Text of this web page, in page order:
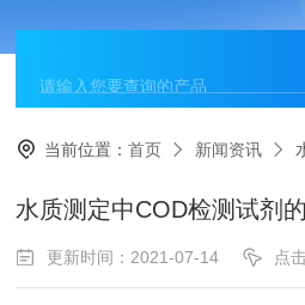
当前位置：首页 新闻资讯
水质测定中COD检测试剂
更新时间：2021-07-14 点